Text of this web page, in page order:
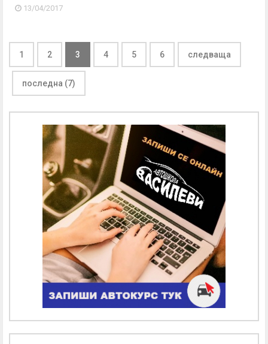
13/04/2017
1 2 3 4 5 6 следваща
последна (7)